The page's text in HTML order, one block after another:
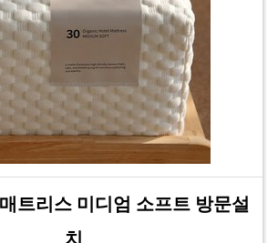
트리스 미디엄 소프트 방문설
치